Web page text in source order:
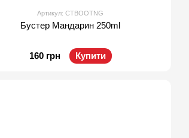
Артикул: CTBOOTNG
Бустер Мандарин 250ml
160 грн Купити